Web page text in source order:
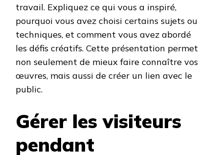
travail. Expliquez ce qui vous a inspiré,
pourquoi vous avez choisi certains sujets ou
techniques, et comment vous avez abordé
les défis créatifs. Cette présentation permet
non seulement de mieux faire connaître vos
œuvres, mais aussi de créer un lien avec le
public.
Gérer les visiteurs
pendant